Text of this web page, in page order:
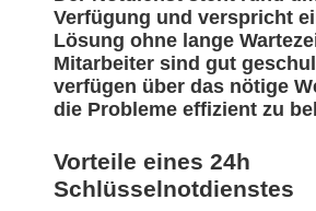
Verfügung und verspricht
Lösung ohne lange
Mitarbeiter sind gut
verfügen über das nötige
die Probleme effizient zu
Vorteile eines 24h
Schlüsselnotdienstes